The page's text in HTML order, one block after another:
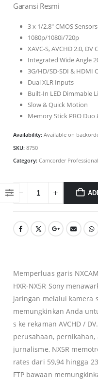
Garansi Resmi
3 x 1/2.8″ CMOS Sensors
1080p/1080i/720p
XAVC-S, AVCHD 2.0, DV
Integrated Wide Angle
3G/HD/SD-SDI & HDMI
Dual XLR Inputs
Built-In LED Dimmable
Slow & Quick Motion
Memory Stick PRO Duo
Availability: Available on
SKU: 8750
Category: Camcorder Professional
Memperluas garis
HXR-NX5R Sony
jaringan melalui kamera
memungkinkan Anda
s ke rekaman AVCHD /
perusahaan, pernikahan,
jurnalisme, NX5R
rates dari 59,94 hingga
FTP bawaan